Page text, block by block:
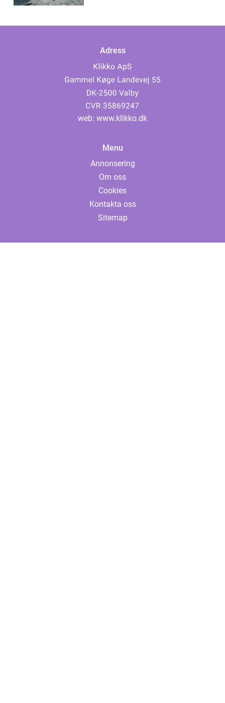
Adress
web: www.klikko.dk
Menu
Annonsering
Om oss
Cookies
Kontakta oss
Sitemap